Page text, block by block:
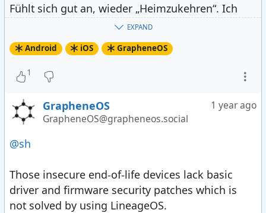
Fühlt sich gut an, wieder „Heimzukehren“. Ich
bin gespannt, ob ich das komplett #
hinbekomme. Auf dem Mate sieht das schon gut
aus. #fdroidftw!
EXPAND
Android iOS GrapheneOS
1
1 year ago
GrapheneOS
GrapheneOS@grapheneos.social
@sh
Those insecure end-of-life devices lack basic
driver and firmware security patches which is
not solved by using LineageOS.